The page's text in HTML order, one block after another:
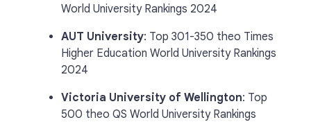
World University Rankings 2024
AUT University: Top 301-350 theo Times
Higher Education World University Rankings
2024
Victoria University of Wellington: Top
500 theo QS World University Rankings